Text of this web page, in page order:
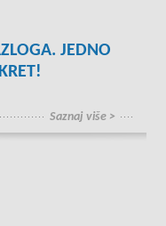
JEDNO
Saznaj više >